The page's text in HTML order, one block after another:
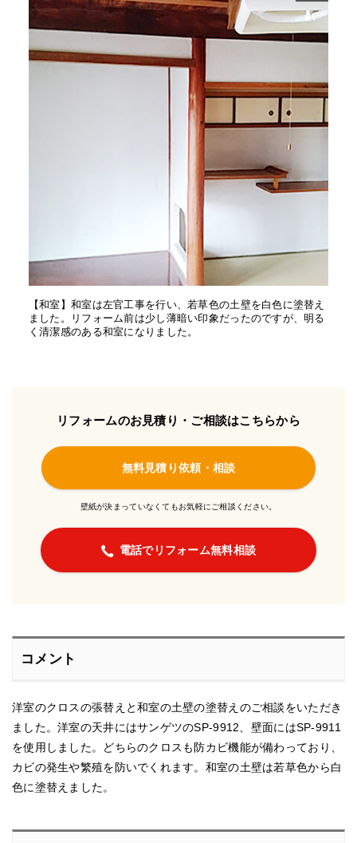
【和室】和室は左官工事を行い、若草色の土壁を白色に塗替え
ました。リフォーム前は少し薄暗い印象だったのですが、明る
く清潔感のある和室になりました。
リフォームのお見積り・ご相談はこちらから
無料見積り依頼・相談
壁紙が決まっていなくてもお気軽にご相談ください。
電話でリフォーム無料相談
コメント
洋室のクロスの張替えと和室の土壁の塗替えのご相談をいただき
ました。洋室の天井にはサンゲツのSP‐9912、壁面にはSP‐9911
を使用しました。どちらのクロスも防カビ機能が備わっており、
カビの発生や繁殖を防いでくれます。和室の土壁は若草色から白
色に塗替えました。